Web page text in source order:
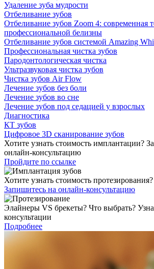
Удаление зуба мудрости
Отбеливание зубов
Отбеливание зубов Zoom 4: современная
профессиональной белизны
Отбеливание зубов системой Amazing
Профессиональная чистка зубов
Пародонтологическая чистка
Ультразвуковая чистка зубов
Чистка зубов Air Flow
Лечение зубов без боли
Лечение зубов во сне
Лечение зубов под седацией у взрослых
Диагностика
КТ зубов
Цифровое 3D сканирование зубов
Хотите узнать стоимость имплантации?
онлайн-консультацию
Пройдите по ссылке
Хотите узнать стоимость протезирования?
Запишитесь на онлайн-консультацию
Элайнеры VS брекеты? Что выбрать?
консультации
Подробнее